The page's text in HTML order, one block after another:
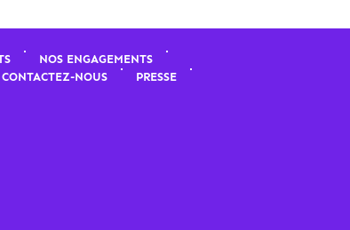
NOS ENGAGEMENTS
CONTACTEZ-NOUS
PRESSE